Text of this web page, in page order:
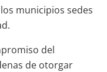
municipios sedes
del
de otorgar